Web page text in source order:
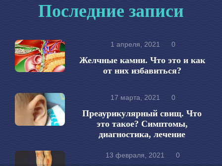
Последние записи
1 апреля, 2021 0
Желчные камни. Что это и как
от них избавиться?
17 марта, 2021 0
Преаурикулярный свищ. Что
это такое? Симптомы,
диагностика, лечение
13 февраля, 2021 0